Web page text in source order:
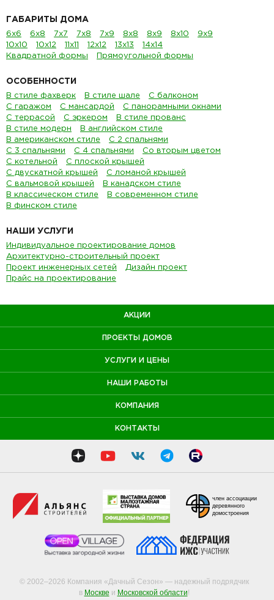
ГАБАРИТЫ ДОМА
6х6 6х8 7х7 7х8 7х9 8х8 8х9 8х10
9х9
10х10
10х12 11х11 12х12 13х13
14х14
Квадратной формы
Прямоугольной формы
ОСОБЕННОСТИ
В стиле фахверк В стиле шале
С балконом
С гаражом
С мансардой
С панорамными окнами
С террасой
С эркером
В стиле прованс
В стиле модерн
В английском стиле
В американском стиле
С 2 спальнями
С 3 спальнями
С 4 спальнями
Со вторым цветом
С котельной
С плоской крышей
С двускатной крышей
С ломаной крышей
С вальмовой крышей
В канадском стиле
В классическом стиле
В современном стиле
В финском стиле
НАШИ УСЛУГИ
Индивидуальное проектирование домов
Архитектурно-строительный проект
Проект инженерных сетей
Дизайн проект
Прайс на проектирование
АКЦИИ
ПРОЕКТЫ ДОМОВ
УСЛУГИ И ЦЕНЫ
НАШИ РАБОТЫ
КОМПАНИЯ
КОНТАКТЫ
© 2002–2026 Компания «Дачный Сезон» — надежный подрядчик
в Москве и Московской области!
член ассоциации
деревянного
домостроения